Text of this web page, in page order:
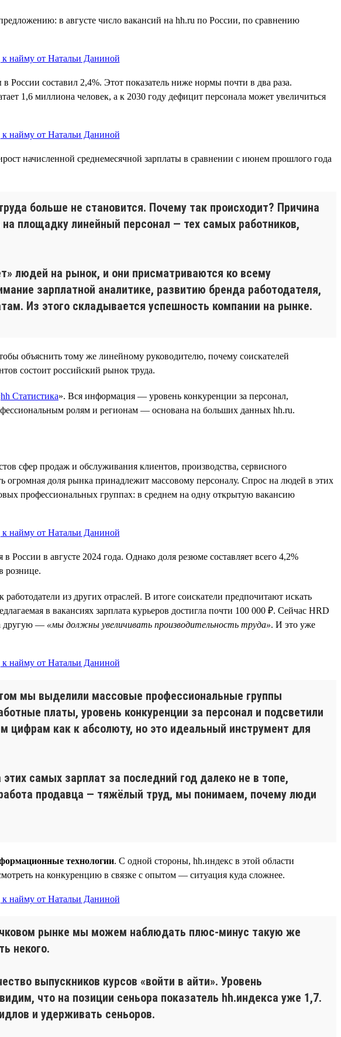
в августе число вакансий на hh.ru по России, по сравнению
России составил 2,4%. Этот показатель ниже нормы почти в два раза.
1,6 миллиона человек, а к 2030 году дефицит персонала может увеличиться
начисленной среднемесячной зарплаты в сравнении с июнем прошлого года
больше не становится. Почему так происходит? Причина
площадку линейный персонал — тех самых работников,
людей на рынок, и они присматриваются ко всему
зарплатной аналитике, развитию бренда работодателя,
Из этого складывается успешность компании на рынке.
объяснить тому же линейному руководителю, почему соискателей
состоит российский рынок труда.
hh Статистика». Вся информация — уровень конкуренции за персонал,
ролям и регионам — основана на больших данных hh.ru.
сфер продаж и обслуживания клиентов, производства, сервисного
огромная доля рынка принадлежит массовому персоналу. Спрос на людей в этих
профессиональных группах: в среднем на одну открытую вакансию
России в августе 2024 года. Однако доля резюме составляет всего 4,2%
рознице.
из других отраслей. В итоге соискатели предпочитают искать
в вакансиях зарплата курьеров достигла почти 100 000 ₽. Сейчас HRD
другую — «мы должны увеличивать производительность труда». И это уже
мы выделили массовые профессиональные группы
платы, уровень конкуренции за персонал и подсветили
цифрам как к абсолюту, но это идеальный инструмент для
самых зарплат за последний год далеко не в топе,
продавца — тяжёлый труд, мы понимаем, почему люди
технологии. С одной стороны, hh.индекс в этой области
на конкуренцию в связке с опытом — ситуация куда сложнее.
рынке мы можем наблюдать плюс-минус такую же
некого.
выпускников курсов «войти в айти». Уровень
что на позиции сеньора показатель hh.индекса уже 1,7.
и удерживать сеньоров.